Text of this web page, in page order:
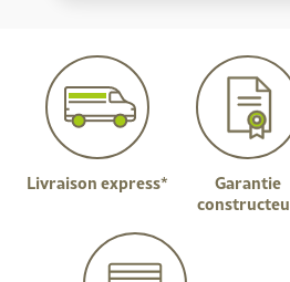
Livraison express*
Garantie